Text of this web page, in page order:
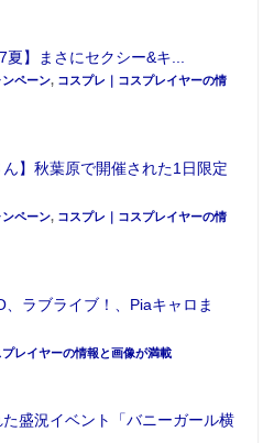
夏】まさにセクシー&キ...
ペーン, コスプレ｜コスプレイヤーの情
ん】秋葉原で開催された1日限定
ペーン, コスプレ｜コスプレイヤーの情
、ラブライブ！、Piaキャロま
レイヤーの情報と画像が満載
盛況イベント「バニーガール横